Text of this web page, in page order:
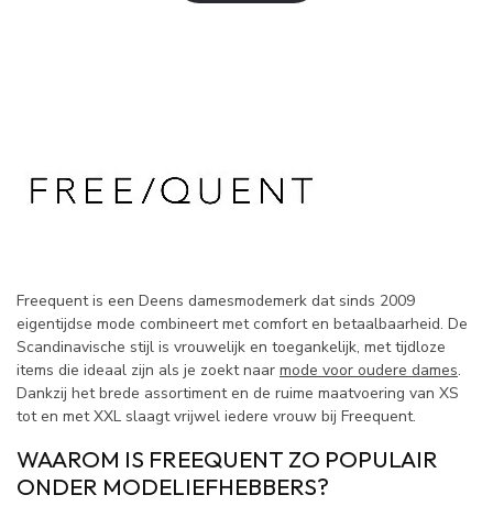
Freequent is een Deens damesmodemerk dat sinds 2009
eigentijdse mode combineert met comfort en betaalbaarheid. De
Scandinavische stijl is vrouwelijk en toegankelijk, met tijdloze
items die ideaal zijn als je zoekt naar mode voor oudere dames.
Dankzij het brede assortiment en de ruime maatvoering van XS
tot en met XXL slaagt vrijwel iedere vrouw bij Freequent.
WAAROM IS FREEQUENT ZO POPULAIR
ONDER MODELIEFHEBBERS?